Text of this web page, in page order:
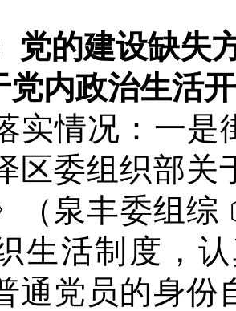
党的建设缺失
党内政治生活
实情况： 一是
区委组织部关
（泉丰委组综
生活制度，
通党员的身份